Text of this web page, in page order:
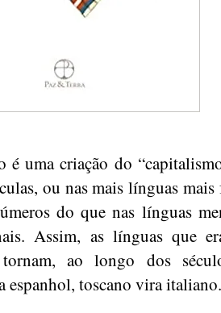
é uma criação do
ou nas mais línguas mais
do que nas línguas
Assim, as línguas que
ao longo dos
espanhol, toscano vira italiano.